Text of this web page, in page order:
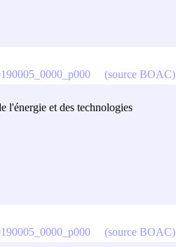
l'énergie et des technologies
(source BOAC)
(source BOAC)